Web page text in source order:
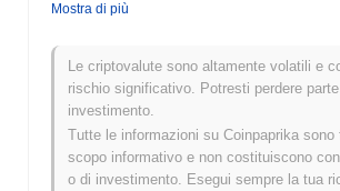
attesta a
Qual è lo storico della fascia di
Gyanku?
Massimo Storico (ATH): 13753
Minimo Storico (ATL):$0.00
Mostra di più
Le criptovalute sono altamente volatili e
rischio significativo. Potresti perdere
investimento.
Tutte le informazioni su Coinpaprika sono
scopo informativo e non costituiscono
o di investimento. Esegui sempre la tua